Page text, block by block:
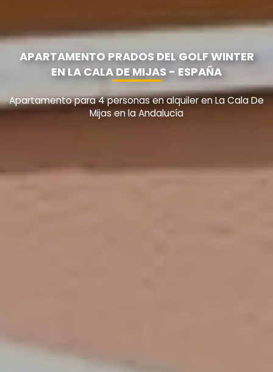
APARTAMENTO PRADOS DEL GOLF WINTER
EN LA CALA DE MIJAS - ESPAÑA
Apartamento para 4 personas en alquiler en La Cala De
Mijas en la Andalucía